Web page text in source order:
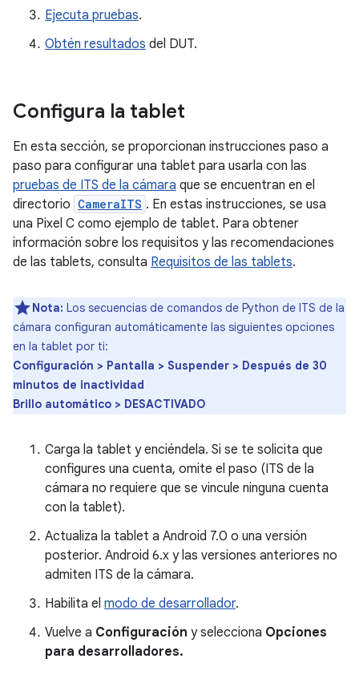
Ejecuta pruebas.
Obtén resultados del DUT.
Configura la tablet
En esta sección, se proporcionan instrucciones paso a
paso para configurar una tablet para usarla con las
pruebas de ITS de la cámara que se encuentran en el
directorio CameraITS . En estas instrucciones, se usa
una Pixel C como ejemplo de tablet. Para obtener
información sobre los requisitos y las recomendaciones
de las tablets, consulta Requisitos de las tablets.
Nota: Los secuencias de comandos de Python de ITS de la
cámara configuran automáticamente las siguientes opciones
en la tablet por ti:
Configuración > Pantalla > Suspender > Después de 30
minutos de inactividad
Brillo automático > DESACTIVADO
Carga la tablet y enciéndela. Si se te solicita que
configures una cuenta, omite el paso (ITS de la
cámara no requiere que se vincule ninguna cuenta
con la tablet).
Actualiza la tablet a Android 7.0 o una versión
posterior. Android 6.x y las versiones anteriores no
admiten ITS de la cámara.
Habilita el modo de desarrollador.
Vuelve a Configuración y selecciona Opciones
para desarrolladores.